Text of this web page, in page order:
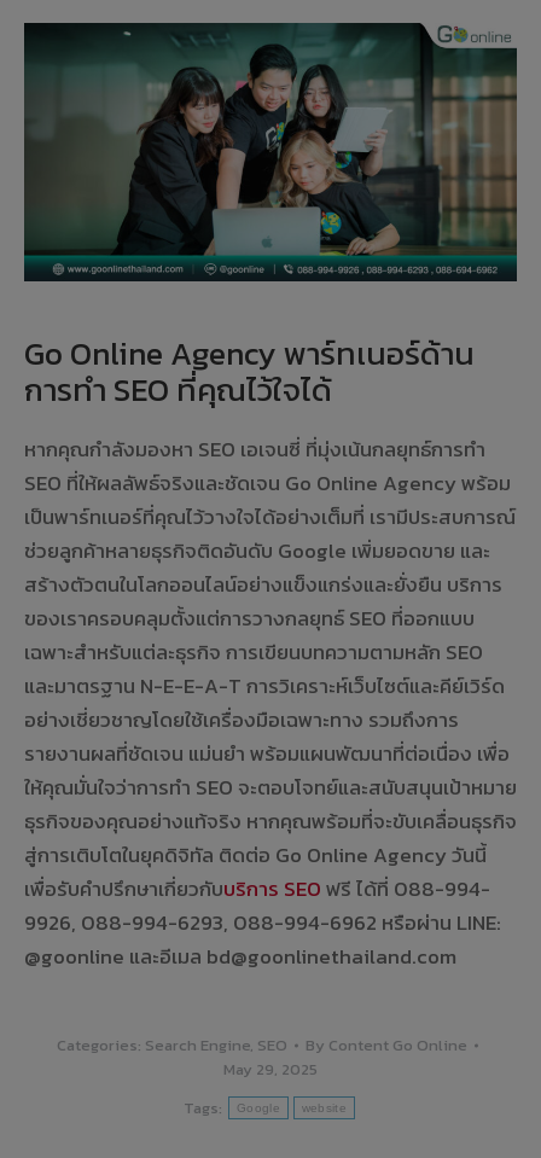
Go Online Agency พาร์ทเนอร์ด้าน
การทำ SEO ที่คุณไว้ใจได้
หากคุณกำลังมองหา SEO เอเจนซี่ ที่มุ่งเน้นกลยุทธ์การทำ
SEO ที่ให้ผลลัพธ์จริงและชัดเจน Go Online Agency พร้อม
เป็นพาร์ทเนอร์ที่คุณไว้วางใจได้อย่างเต็มที่ เรามีประสบการณ์
ช่วยลูกค้าหลายธุรกิจติดอันดับ Google เพิ่มยอดขาย และ
สร้างตัวตนในโลกออนไลน์อย่างแข็งแกร่งและยั่งยืน บริการ
ของเราครอบคลุมตั้งแต่การวางกลยุทธ์ SEO ที่ออกแบบ
เฉพาะสำหรับแต่ละธุรกิจ การเขียนบทความตามหลัก SEO
และมาตรฐาน N-E-E-A-T การวิเคราะห์เว็บไซต์และคีย์เวิร์ด
อย่างเชี่ยวชาญโดยใช้เครื่องมือเฉพาะทาง รวมถึงการ
รายงานผลที่ชัดเจน แม่นยำ พร้อมแผนพัฒนาที่ต่อเนื่อง เพื่อ
ให้คุณมั่นใจว่าการทำ SEO จะตอบโจทย์และสนับสนุนเป้าหมาย
ธุรกิจของคุณอย่างแท้จริง หากคุณพร้อมที่จะขับเคลื่อนธุรกิจ
สู่การเติบโตในยุคดิจิทัล ติดต่อ Go Online Agency วันนี้
เพื่อรับคำปรึกษาเกี่ยวกับบริการ SEOฟรี ได้ที่ 088-994-
9926, 088-994-6293, 088-994-6962 หรือผ่าน LINE:
@goonline และอีเมล bd@goonlinethailand.com
Categories: Search Engine, SEO By Content Go Online
May 29, 2025
Tags:
Google website